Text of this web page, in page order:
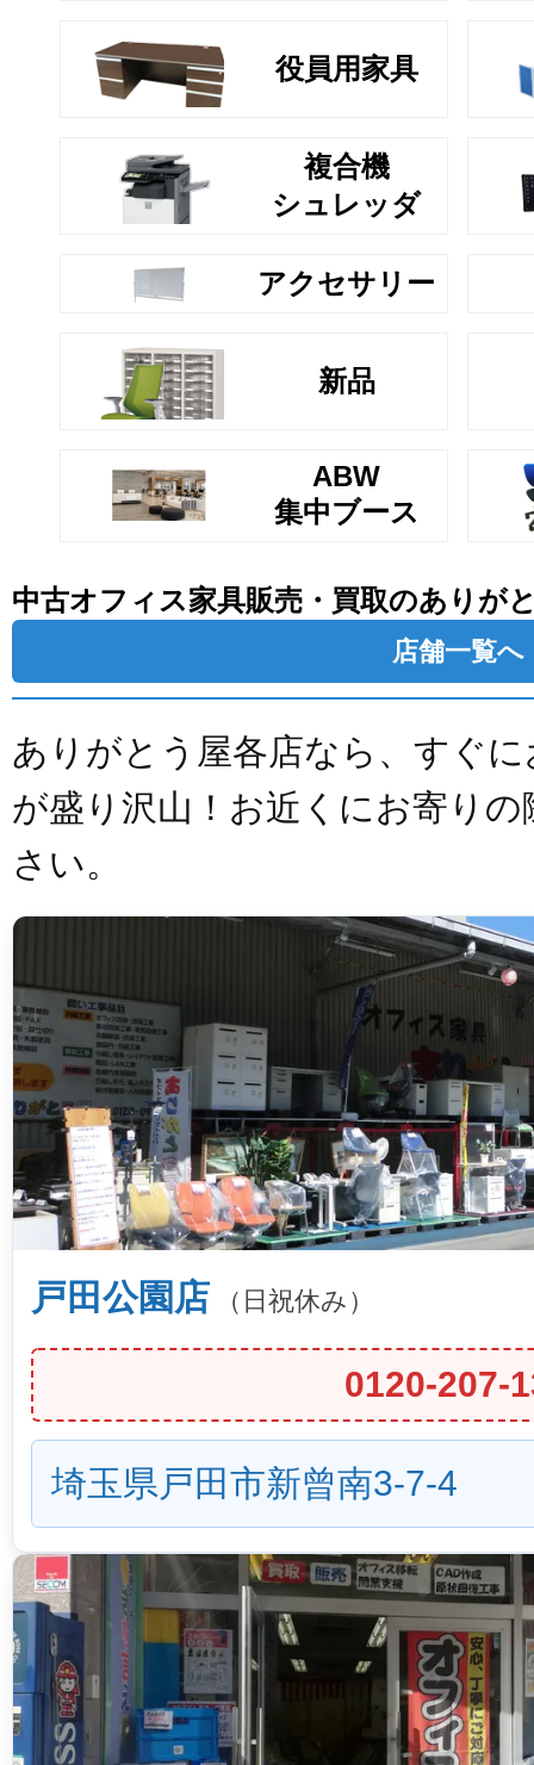
役員用家具
複合機
シュレッダ
アクセサリー
新品
ABW
集中ブース
中古オフィス家具販売・買取のありが
店舗一覧へ
ありがとう屋各店なら、すぐ
が盛り沢山！お近くにお寄り
さい。
戸田公園店 （日祝休み）
0120-207-
埼玉県戸田市新曾南3-7-4